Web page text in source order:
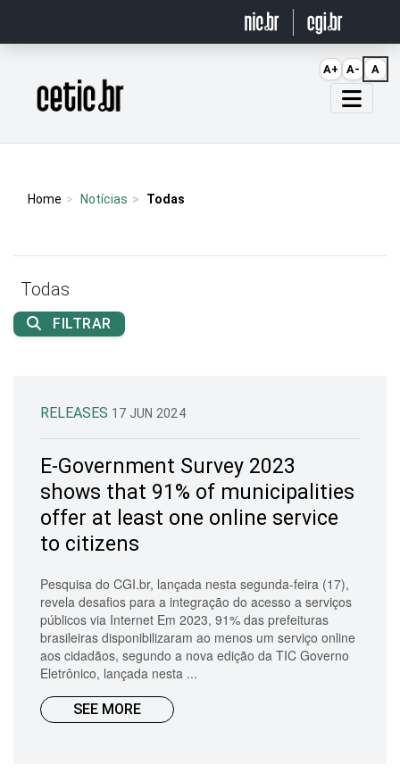
Página inicial
Home Notícias Todas
Todas
FILTRAR
RELEASES 17 JUN 2024
E-Government Survey 2023
shows that 91% of municipalities
offer at least one online service
to citizens
Pesquisa do CGI.br, lançada nesta segunda-feira (17),
revela desafios para a integração do acesso a serviços
públicos via Internet Em 2023, 91% das prefeituras
brasileiras disponibilizaram ao menos um serviço online
aos cidadãos, segundo a nova edição da TIC Governo
Eletrônico, lançada nesta ...
SEE MORE
A+ A- A